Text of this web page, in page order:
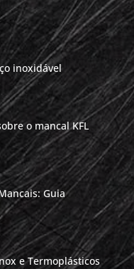
inoxidável
o mancal KFL
Guia
e Termoplásticos